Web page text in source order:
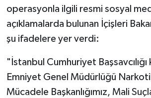
operasyonla ilgili resmi sosyal
açıklamalarda bulunan İçişleri
şu ifadelere yer verdi:
"İstanbul Cumhuriyet
Emniyet Genel Müdürlüğü
Mücadele Başkanlığımız, Mali